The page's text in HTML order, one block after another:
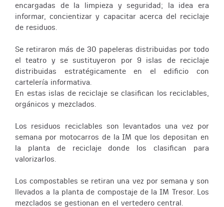
encargadas de la limpieza y seguridad; la idea era
informar, concientizar y capacitar acerca del reciclaje
de residuos.
Se retiraron más de 30 papeleras distribuidas por todo
el teatro y se sustituyeron por 9 islas de reciclaje
distribuidas estratégicamente en el edificio con
cartelería informativa.
En estas islas de reciclaje se clasifican los reciclables,
orgánicos y mezclados.
Los residuos reciclables son levantados una vez por
semana por motocarros de la IM que los depositan en
la planta de reciclaje donde los clasifican para
valorizarlos.
Los compostables se retiran una vez por semana y son
llevados a la planta de compostaje de la IM Tresor. Los
mezclados se gestionan en el vertedero central.